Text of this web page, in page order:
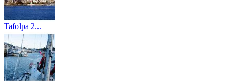
Tafolpa 2...
(122)